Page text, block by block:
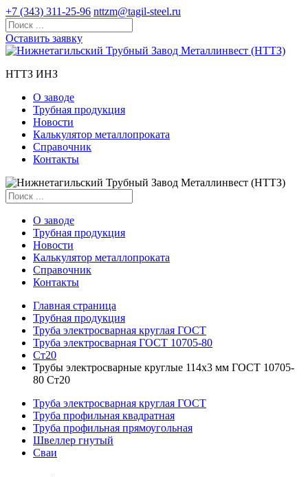
+7 (343) 311-25-96 nttzm@tagil-steel.ru
Оставить заявку
НТТЗ ИНЗ
О заводе
Трубная продукция
Новости
Калькулятор металлопроката
Справочник
Контакты
О заводе
Трубная продукция
Новости
Калькулятор металлопроката
Справочник
Контакты
Главная страница
Трубная продукция
Труба электросварная круглая ГОСТ
Труба электросварная ГОСТ 10705-80
Ст20
Трубы электросварные круглые 114x3 мм ГОСТ 10705-
80 Ст20
Труба электросварная круглая ГОСТ
Труба профильная квадратная
Труба профильная прямоугольная
Швеллер гнутый
Сваи